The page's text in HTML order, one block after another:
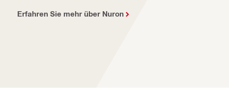
Erfahren Sie mehr über Nuron